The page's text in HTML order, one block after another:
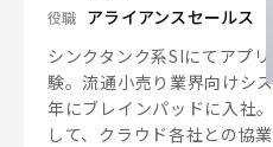
役職 アライアンスセールス
シンクタンク系SIにてアプ
験。流通小売り業界向けシ
年にブレインパッドに入社
して、クラウド各社との協